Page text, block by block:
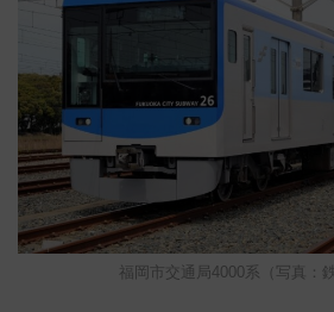
福岡市交通局4000系（写真：